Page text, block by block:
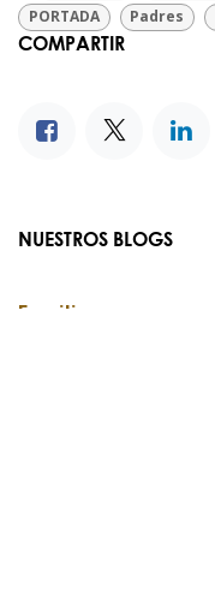
PORTADA
Padres
COMPARTIR
NUESTROS BLOGS
Familia